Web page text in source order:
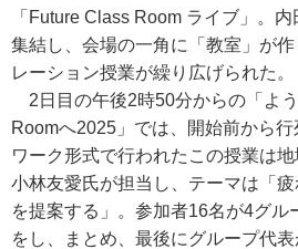
「Future Class Room ライブ」。
集結し、会場の一角に「教室」が
レーション授業が繰り広げられた。
2日目の午後2時50分からの「よ
Roomへ2025」では、開始前から
ワーク形式で行われたこの授業は
小林友愛氏が担当し、テーマは「
を提案する」。参加者16名が4グル
をし、まとめ、最後にグループ代